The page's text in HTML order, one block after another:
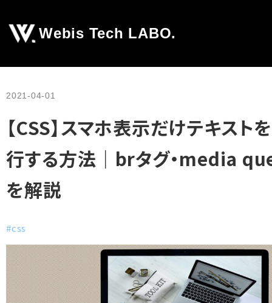
Webis Tech LABO.
2021-04-01
【CSS】スマホ表示だけテキスト
行する方法｜brタグ・media
を解説
#css